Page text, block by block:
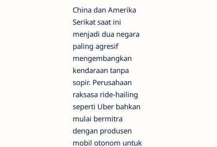
China dan Amerika
Serikat saat ini
menjadi dua negara
paling agresif
mengembangkan
kendaraan tanpa
sopir. Perusahaan
raksasa ride-hailing
seperti Uber bahkan
mulai bermitra
dengan produsen
mobil otonom untuk